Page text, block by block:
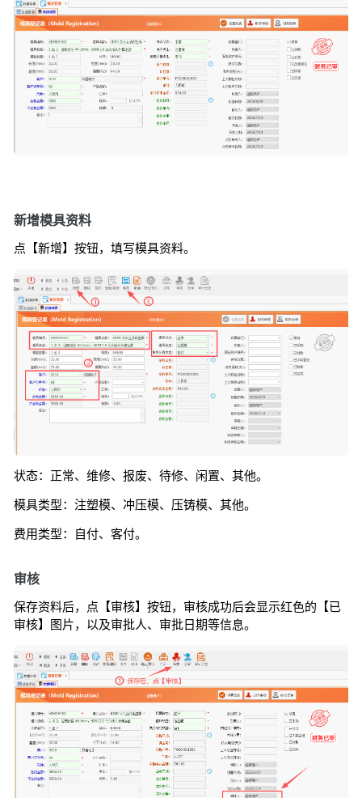
新增模具资料
点【新增】按钮，填写模具资料。
状态：正常、维修、报废、待修、闲置、其他。
模具类型：注塑模、冲压模、压铸模、其他。
费用类型：自付、客付。
审核
保存资料后，点【审核】按钮，审核成功后会显示红色的【已
审核】图片，以及审批人、审批日期等信息。